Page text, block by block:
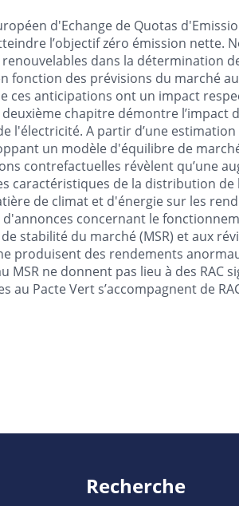
d'Echange de Quotas
l’objectif zéro émission nette.
dans la détermination
fonction des prévisions du marché
ces anticipations ont un impact
chapitre démontre l’impact
l'électricité. A partir d’une
un modèle d'équilibre de
contrefactuelles révèlent qu’une
caractéristiques de la distribution
de climat et d'énergie sur les
concernant le
stabilité du marché (MSR) et aux
produisent des rendements
ne donnent pas lieu à des RAC
Pacte Vert s’accompagnent de
Recherche